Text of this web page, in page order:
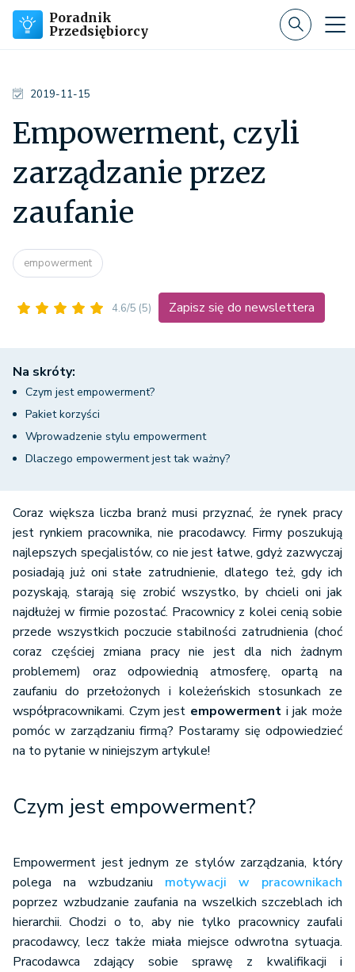
Poradnik
Przedsiębiorcy
2019-11-15
Empowerment, czyli
zarządzanie przez
zaufanie
empowerment
4.6/5 (5) Zapisz się do newslettera
Na skróty:
Czym jest empowerment?
Pakiet korzyści
Wprowadzenie stylu empowerment
Dlaczego empowerment jest tak ważny?
Coraz większa liczba branż musi przyznać, że rynek pracy
jest rynkiem pracownika, nie pracodawcy. Firmy poszukują
najlepszych specjalistów, co nie jest łatwe, gdyż zazwyczaj
posiadają już oni stałe zatrudnienie, dlatego też, gdy ich
pozyskają, starają się zrobić wszystko, by chcieli oni jak
najdłużej w firmie pozostać. Pracownicy z kolei cenią sobie
przede wszystkich poczucie stabilności zatrudnienia (choć
coraz częściej zmiana pracy nie jest dla nich żadnym
problemem) oraz odpowiednią atmosferę, opartą na
zaufaniu do przełożonych i koleżeńskich stosunkach ze
współpracownikami. Czym jest empowerment i jak może
pomóc w zarządzaniu firmą? Postaramy się odpowiedzieć
na to pytanie w niniejszym artykule!
Czym jest empowerment?
Empowerment jest jednym ze stylów zarządzania, który
polega na wzbudzaniu motywacji w pracownikach
poprzez wzbudzanie zaufania na wszelkich szczeblach ich
hierarchii. Chodzi o to, aby nie tylko pracownicy zaufali
pracodawcy, lecz także miała miejsce odwrotna sytuacja.
Pracodawca zdający sobie sprawę z kwalifikacji i